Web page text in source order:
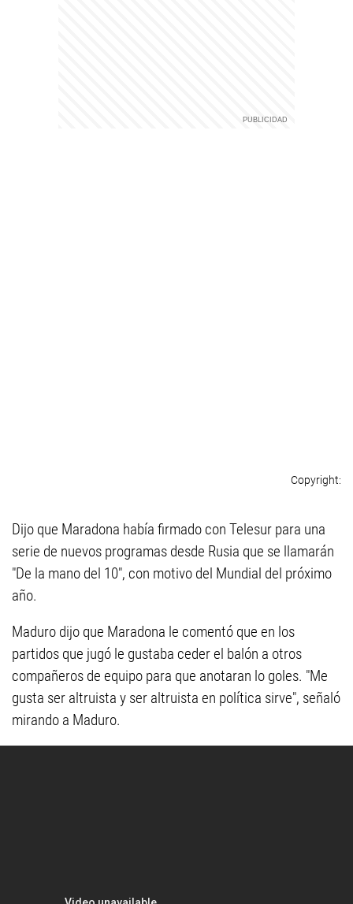
Dijo que Maradona había firmado con Telesur para una
serie de nuevos programas desde Rusia que se llamarán
"De la mano del 10", con motivo del Mundial del próximo
año.
Maduro dijo que Maradona le comentó que en los
partidos que jugó le gustaba ceder el balón a otros
compañeros de equipo para que anotaran lo goles. "Me
gusta ser altruista y ser altruista en política sirve", señaló
mirando a Maduro.